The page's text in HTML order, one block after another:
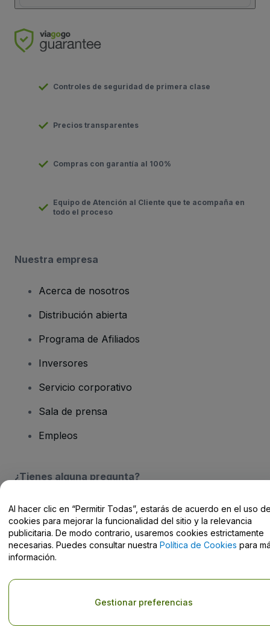
Controles de seguridad de primera clase
Precios transparentes
Compras con garantía al 100%
Equipo de Atención al Cliente que te acompaña en
todo el proceso
Nuestra empresa
Acerca de nosotros
Distribución abierta
Programa de Afiliados
Inversores
Servicio corporativo
Sala de prensa
Empleos
¿Tienes alguna pregunta?
Centro de Ayuda / Contacto
Derechos reservados © viagogo Entertainment Inc 2026 Datos de
Política de Privacidad, de laPolítica de Cookies
Al hacer clic en “Permitir Todas”, estarás de acuerdo en el uso
cookies para mejorar la funcionalidad del sitio y la relevancia
publicitaria. De modo contrario, usaremos cookies estrictamente
necesarias. Puedes consultar nuestra Política de Cookies para
información.
Gestionar preferencias